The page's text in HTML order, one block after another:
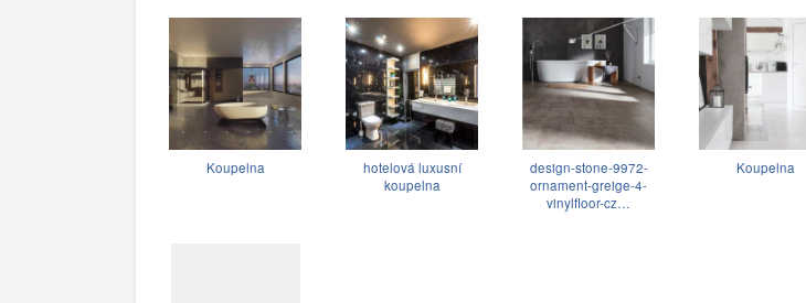
Koupelna
hotelová luxusní
koupelna
design-stone-9972-
ornament-greige-4-
vinylfloor-cz…
Koupelna